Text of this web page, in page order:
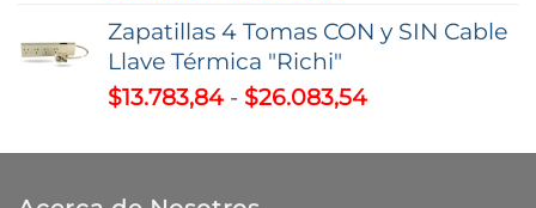
precios:
$3.487,26
$9.588,55
Zapatillas 4 Tomas CON y SIN Cable
Llave Térmica "Richi"
$13.783,84 - $26.083,54Rango
precios: